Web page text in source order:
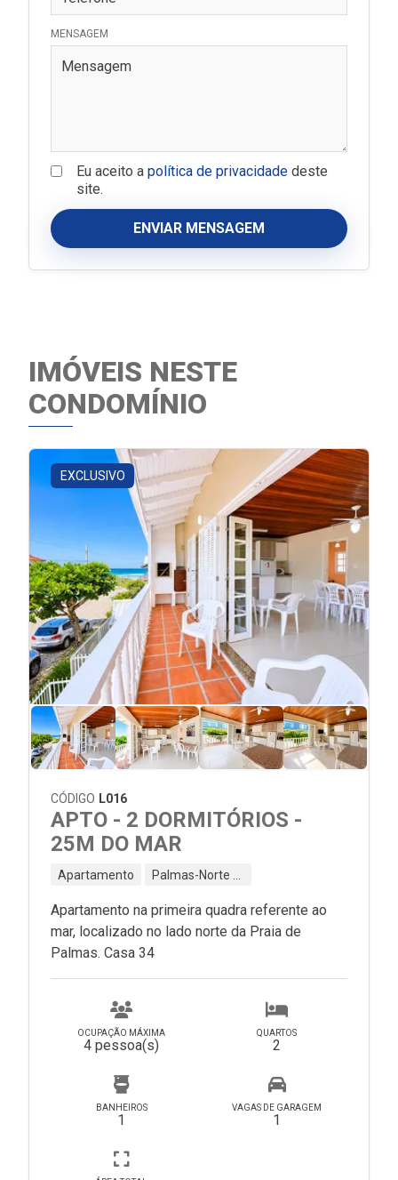
MENSAGEM
Eu aceito a política de privacidade deste
site.
ENVIAR MENSAGEM
IMÓVEIS NESTE
CONDOMÍNIO
EXCLUSIVO
CÓDIGO L016
APTO - 2 DORMITÓRIOS -
25M DO MAR
Apartamento
Apartamento na primeira quadra referente ao
mar, localizado no lado norte da Praia de
Palmas. Casa 34
OCUPAÇÃO MÁXIMA
4 pessoa(s)
QUARTOS
2
BANHEIROS
1
VAGAS DE GARAGEM
1